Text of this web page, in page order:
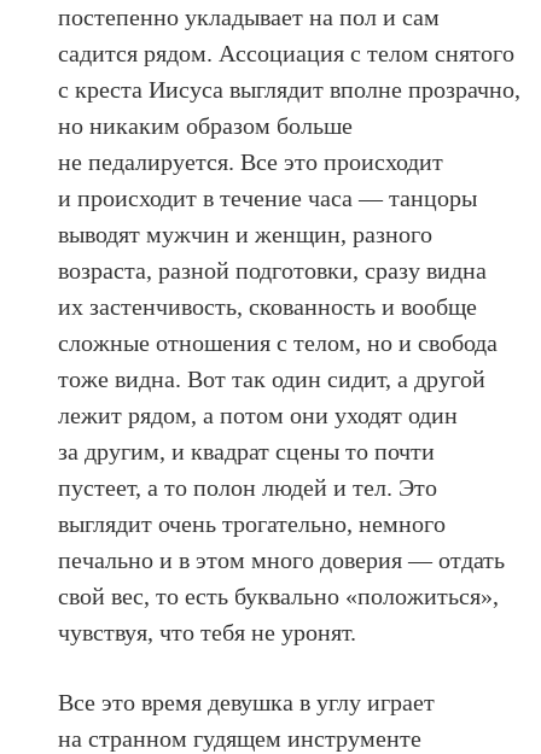
постепенно укладывает на пол и сам
садится рядом. Ассоциация с телом снятого
с креста Иисуса выглядит вполне прозрачно,
но никаким образом больше
не педалируется. Все это происходит
и происходит в течение часа — танцоры
выводят мужчин и женщин, разного
возраста, разной подготовки, сразу видна
их застенчивость, скованность и вообще
сложные отношения с телом, но и свобода
тоже видна. Вот так один сидит, а другой
лежит рядом, а потом они уходят один
за другим, и квадрат сцены то почти
пустеет, а то полон людей и тел. Это
выглядит очень трогательно, немного
печально и в этом много доверия — отдать
свой вес, то есть буквально «положиться»,
чувствуя, что тебя не уронят.
Все это время девушка в углу играет
на странном гудящем инструменте